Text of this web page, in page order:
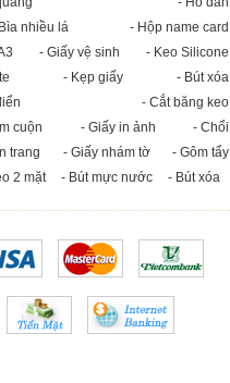
nhiều lá
- Hộp name card
- Giấy vệ sinh
- Keo Silicone
- Kẹp giấy
- Bút xóa
- Cắt băng keo
cuộn
- Giấy in ảnh
- Chổi
trang
- Giấy nhám tờ
- Gôm tẩy
2 mặt
- Bút mực nước - Bút xóa